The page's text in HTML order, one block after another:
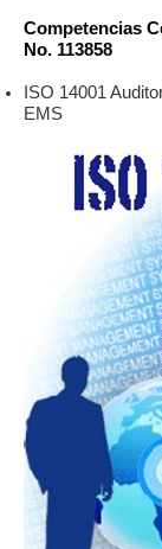
Competencias
No. 113858
ISO 14001
EMS